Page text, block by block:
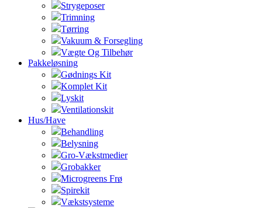
Strygeposer
Trimning
Tørring
Vakuum & Forsegling
Vægte Og Tilbehør
Pakkeløsning
Gødnings Kit
Komplet Kit
Lyskit
Ventilationskit
Hus/Have
Behandling
Belysning
Gro-Vækstmedier
Grobakker
Microgreens Frø
Spirekit
Vækstsysteme